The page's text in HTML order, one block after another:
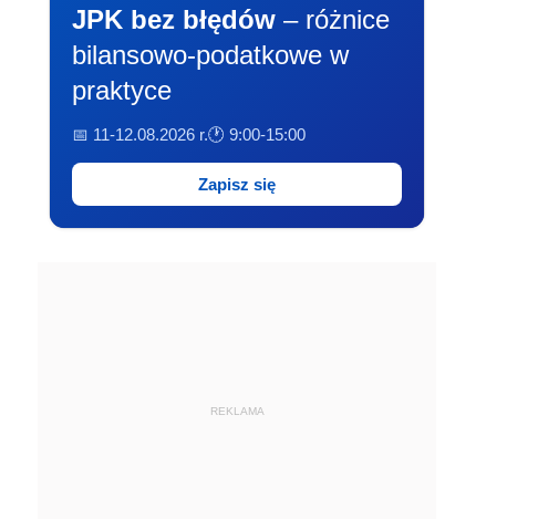
JPK bez błędów – różnice
bilansowo-podatkowe w
praktyce
📅 11-12.08.2026 r.🕐 9:00-15:00
Zapisz się
REKLAMA